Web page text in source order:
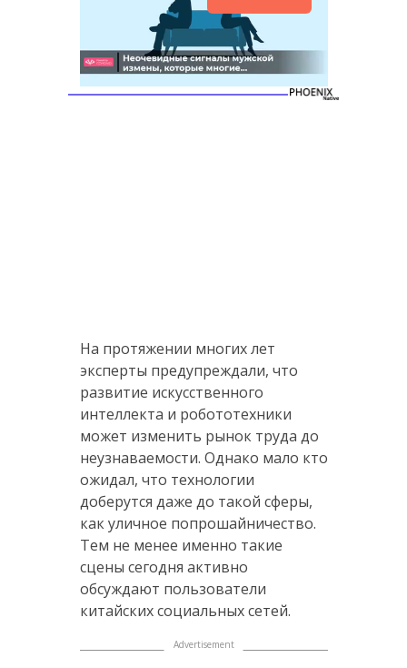
На протяжении многих лет
эксперты предупреждали, что
развитие искусственного
интеллекта и робототехники
может изменить рынок труда до
неузнаваемости. Однако мало кто
ожидал, что технологии
доберутся даже до такой сферы,
как уличное попрошайничество.
Тем не менее именно такие
сцены сегодня активно
обсуждают пользователи
китайских социальных сетей.